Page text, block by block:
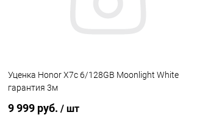
Уценка Honor X7c 6/128GB Moonlight White
гарантия 3м
9 999 руб. / шт